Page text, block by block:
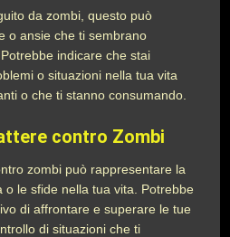
da zombi, questo può
o ansie che ti sembrano
indicare che stai
o situazioni nella tua vita
o che ti stanno consumando.
contro Zombi
zombi può rappresentare la
o le sfide nella tua vita. Potrebbe
di affrontare e superare le tue
di situazioni che ti